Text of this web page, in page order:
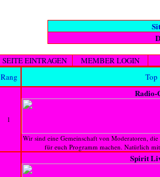
SEITE EINTRAGEN
MEMBER LOGIN
Rang
Top
1
Radio-
Wir sind eine Gemeinschaft von Moderatoren,
für euch Programm machen. Natürlich
Spirit